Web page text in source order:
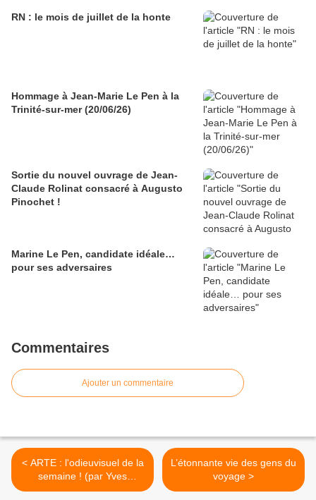
RN : le mois de juillet de la honte
Hommage à Jean-Marie Le Pen à la
Trinité-sur-mer (20/06/26)
Sortie du nouvel ouvrage de Jean-
Claude Rolinat consacré à Augusto
Pinochet !
Marine Le Pen, candidate idéale…
pour ses adversaires
Commentaires
Ajouter un commentaire
< ARTE : l'odieuvisuel de la
semaine ! (par Yves
Darchicourt)
L’étonnante vie des gens du
voyage >